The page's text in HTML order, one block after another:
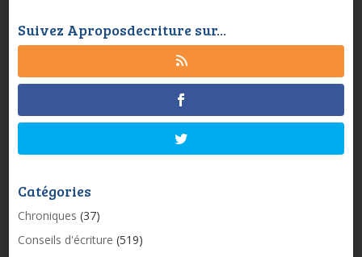
Suivez Aproposdecriture sur...
Catégories
Chroniques (37)
Conseils d'écriture (519)